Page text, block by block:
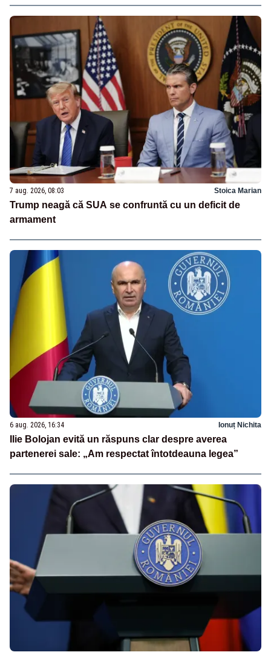
7 aug. 2026, 08:03 Stoica Marian
Trump neagă că SUA se confruntă cu un deficit de
armament
6 aug. 2026, 16:34 Ionuț Nichita
Ilie Bolojan evită un răspuns clar despre averea
partenerei sale: „Am respectat întotdeauna legea”